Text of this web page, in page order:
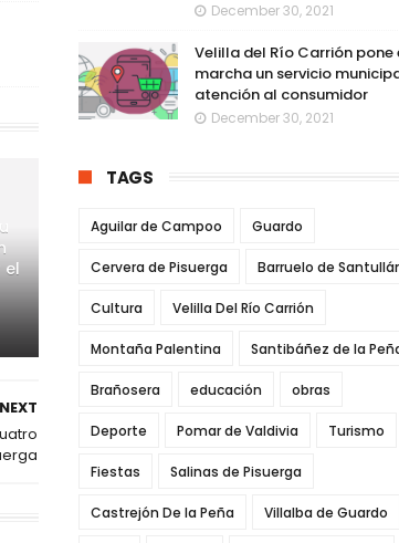
el
NEXT
December 30, 2021
Velilla del Río Carrión pone
marcha un servicio
atención al consumidor
December 30, 2021
TAGS
Aguilar de Campoo Guardo
Cervera de Pisuerga Barruelo de
Cultura Velilla Del Río Carrión
Montaña Palentina Santibáñez de la
Brañosera educación obras
Deporte Pomar de Valdivia Turismo
Fiestas Salinas de Pisuerga
Castrejón De la Peña Villalba de Guardo